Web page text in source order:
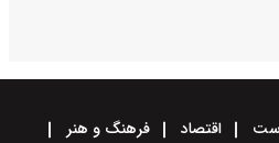
اقتصاد
فرهنگ و هنر